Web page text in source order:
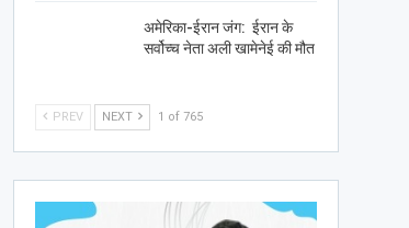
अमेरिका-ईरान जंग: ईरान के
सर्वोच्च नेता अली खामेनेई की मौत
PREV NEXT 1 of 765